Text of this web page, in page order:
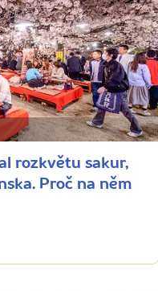
rozkvětu sakur,
Proč na něm